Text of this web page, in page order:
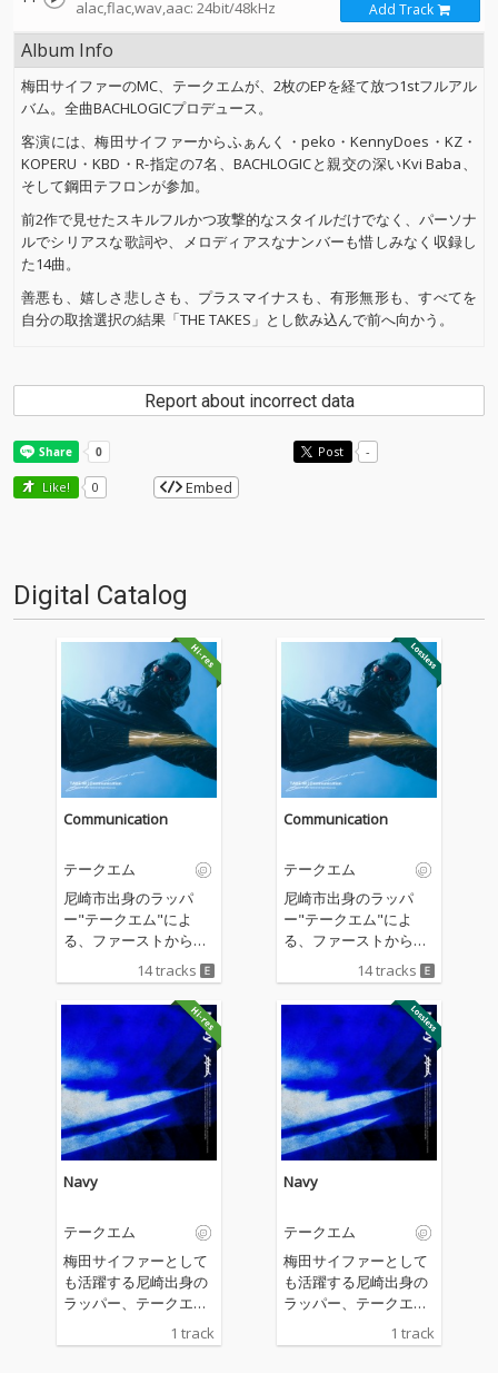
alac,flac,wav,aac: 24bit/48kHz Add Track
Album Info
梅田サイファーのMC、テークエムが、2枚のEPを経て放つ1stフルアル
バム。全曲BACHLOGICプロデュース。
客演には、梅田サイファーからふぁんく・peko・KennyDoes・KZ・
KOPERU・KBD・R-指定の7名、BACHLOGICと親交の深いKvi Baba、
そして鋼田テフロンが参加。
前2作で見せたスキルフルかつ攻撃的なスタイルだけでなく、パーソナ
ルでシリアスな歌詞や、メロディアスなナンバーも惜しみなく収録し
た14曲。
善悪も、嬉しさ悲しさも、プラスマイナスも、有形無形も、すべてを
自分の取捨選択の結果「THE TAKES」とし飲み込んで前へ向かう。
Report about incorrect data
Post -
Like! 0 Embed
Digital Catalog
Communication
テークエム
尼崎市出身のラッパ
ー"テークエム"によ
る、ファーストから約
2年ぶりとなるセカン
ドアルバム。前作同様
BACHLOGICのフルプロ
デュースの本作は、こ
の二年間に起きた大き
な環境の変化と、それ
に伴う激動の感情をベ
ースに制作された14曲
がパッケージされてい
る。 客演には、盟友の
R-指定(CreepyNuts/梅
田サイファー)をはじめ
テフロン、ELIONE、Pe
cori（ODD Foot Work
s）、おかもとえみ
（フレンズ）らが参
14 tracks
Communication
テークエム
尼崎市出身のラッパ
ー"テークエム"によ
る、ファーストから約
2年ぶりとなるセカン
ドアルバム。前作同様
BACHLOGICのフルプロ
デュースの本作は、こ
の二年間に起きた大き
な環境の変化と、それ
に伴う激動の感情をベ
ースに制作された14曲
がパッケージされてい
る。 客演には、盟友の
R-指定(CreepyNuts/梅
田サイファー)をはじめ
テフロン、ELIONE、Pe
cori（ODD Foot Work
s）、おかもとえみ
（フレンズ）らが参
14 tracks
Navy
テークエム
梅田サイファーとして
も活躍する尼崎出身の
ラッパー、テークエム
の2023年シングル第三
弾。 プロデュースはBA
1 track
Navy
テークエム
梅田サイファーとして
も活躍する尼崎出身の
ラッパー、テークエム
の2023年シングル第三
弾。 プロデュースはBA
1 track